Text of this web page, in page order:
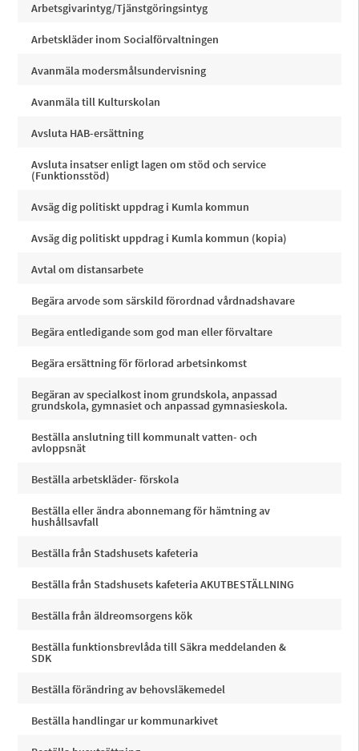
Arbetsgivarintyg/Tjänstgöringsintyg
Arbetskläder inom Socialförvaltningen
Avanmäla modersmålsundervisning
Avanmäla till Kulturskolan
Avsluta HAB-ersättning
Avsluta insatser enligt lagen om stöd och service
(Funktionsstöd)
Avsäg dig politiskt uppdrag i Kumla kommun
Avsäg dig politiskt uppdrag i Kumla kommun (kopia)
Avtal om distansarbete
Begära arvode som särskild förordnad vårdnadshavare
Begära entledigande som god man eller förvaltare
Begära ersättning för förlorad arbetsinkomst
Begäran av specialkost inom grundskola, anpassad
grundskola, gymnasiet och anpassad gymnasieskola.
Beställa anslutning till kommunalt vatten- och
avloppsnät
Beställa arbetskläder- förskola
Beställa eller ändra abonnemang för hämtning av
hushållsavfall
Beställa från Stadshusets kafeteria
Beställa från Stadshusets kafeteria AKUTBESTÄLLNING
Beställa från äldreomsorgens kök
Beställa funktionsbrevlåda till Säkra meddelanden &
SDK
Beställa förändring av behovsläkemedel
Beställa handlingar ur kommunarkivet